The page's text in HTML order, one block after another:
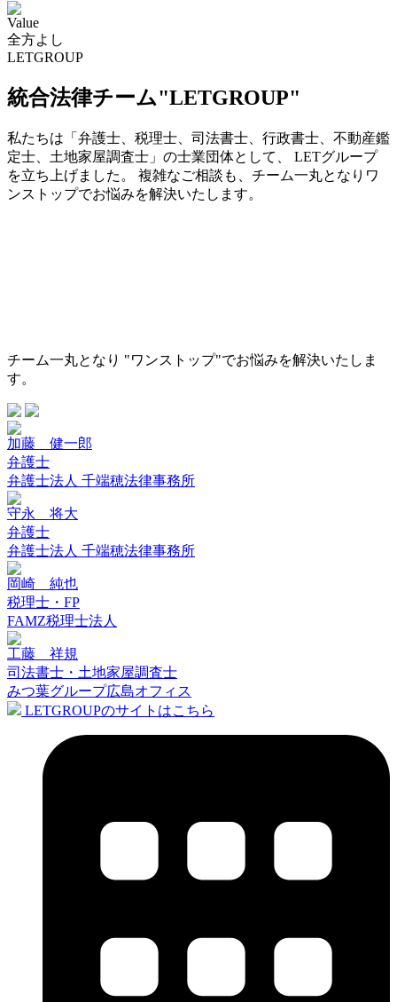
Value
全方よし
LETGROUP
統合法律チーム"LETGROUP"
私たちは「弁護士、税理士、司法書士、行政書士、不動産鑑
定士、土地家屋調査士」の士業団体として、 LETグループ
を立ち上げました。 複雑なご相談も、チーム一丸となりワ
ンストップでお悩みを解決いたします。
チーム一丸となり "ワンストップ"でお悩みを解決いたしま
す。
加藤 健一郎
弁護士
弁護士法人 千端穂法律事務所
守永 将大
弁護士
弁護士法人 千端穂法律事務所
岡崎 純也
税理士・FP
FAMZ税理士法人
工藤 祥規
司法書士・土地家屋調査士
みつ葉グループ広島オフィス
LETGROUPのサイトはこちら